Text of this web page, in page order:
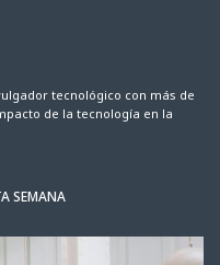
tecnológico con más de
de la tecnología en la
SEMANA